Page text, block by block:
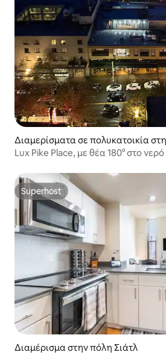
Διαμερίσματα σε πολυκατοικία
Lux Pike Place, με θέα 180° στο
Superhost
Superhost
Διαμέρισμα στην πόλη Σιάτλ